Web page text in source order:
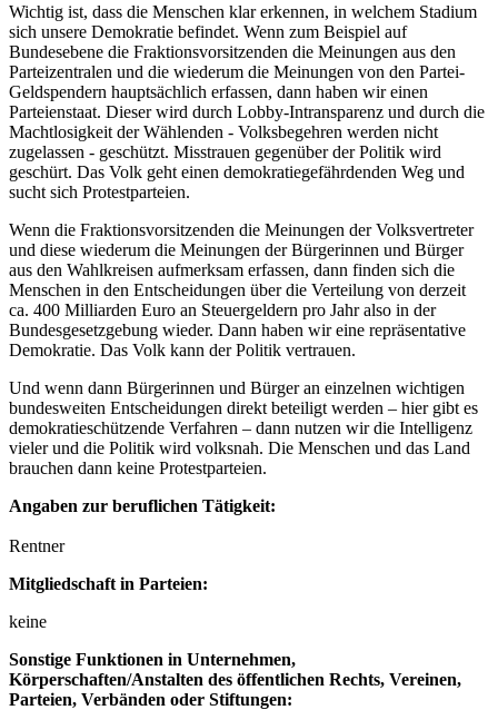
Wichtig ist, dass die Menschen klar erkennen, in welchem Stadium
sich unsere Demokratie befindet. Wenn zum Beispiel auf
Bundesebene die Fraktionsvorsitzenden die Meinungen aus den
Parteizentralen und die wiederum die Meinungen von den Partei-
Geldspendern hauptsächlich erfassen, dann haben wir einen
Parteienstaat. Dieser wird durch Lobby-Intransparenz und durch die
Machtlosigkeit der Wählenden - Volksbegehren werden nicht
zugelassen - geschützt. Misstrauen gegenüber der Politik wird
geschürt. Das Volk geht einen demokratiegefährdenden Weg und
sucht sich Protestparteien.
Wenn die Fraktionsvorsitzenden die Meinungen der Volksvertreter
und diese wiederum die Meinungen der Bürgerinnen und Bürger
aus den Wahlkreisen aufmerksam erfassen, dann finden sich die
Menschen in den Entscheidungen über die Verteilung von derzeit
ca. 400 Milliarden Euro an Steuergeldern pro Jahr also in der
Bundesgesetzgebung wieder. Dann haben wir eine repräsentative
Demokratie. Das Volk kann der Politik vertrauen.
Und wenn dann Bürgerinnen und Bürger an einzelnen wichtigen
bundesweiten Entscheidungen direkt beteiligt werden – hier gibt es
demokratieschützende Verfahren – dann nutzen wir die Intelligenz
vieler und die Politik wird volksnah. Die Menschen und das Land
brauchen dann keine Protestparteien.
Angaben zur beruflichen Tätigkeit:
Rentner
Mitgliedschaft in Parteien:
keine
Sonstige Funktionen in Unternehmen,
Körperschaften/Anstalten des öffentlichen Rechts, Vereinen,
Parteien, Verbänden oder Stiftungen: